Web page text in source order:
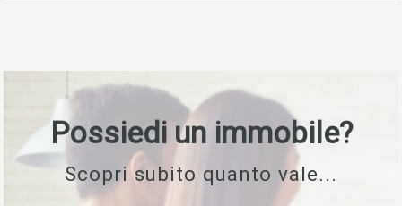
Possiedi un immobile?
Scopri subito quanto vale...